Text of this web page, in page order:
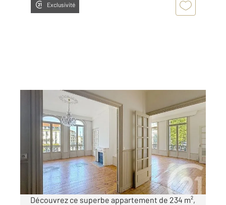
Exclusivité
LE PUY EN VELAY 43
234,66 m , 6 pièces
Ref : 4723
Appartement à vendre
245 000 €
Visiter le site dédié
Découvrez ce superbe appartement de 234 m²,